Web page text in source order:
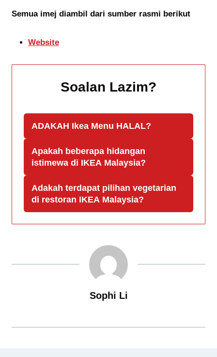
Semua imej diambil dari sumber rasmi berikut
Website
Soalan Lazim?
ADAKAH Ikea Menu HALAL?
Apakah beberapa hidangan
istimewa di IKEA Malaysia?
Adakah terdapat pilihan vegetarian
di restoran IKEA Malaysia?
Sophi Li